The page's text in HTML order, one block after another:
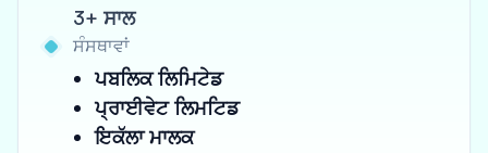
3+ ਸਾਲ
ਸੰਸਥਾਵਾਂ
ਪਬਲਿਕ ਲਿਮਿਟੇਡ
ਪ੍ਰਾਈਵੇਟ ਲਿਮਟਿਡ
ਇਕੱਲਾ ਮਾਲਕ